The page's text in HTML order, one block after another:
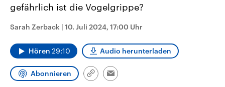
Landtagswahl Sachsen-Anhalt
2026
Sachsen-Anhalt wählt am 6.
Landtag. Seit 2021 wird das
Bundesland von einer Koalition aus
CDU, SPD und FDP regiert.-
Umfragen, Prognosen,
Wahlprogramme, aktuelle Berichte
USA
Aktuelle Beiträge,
Wirtschaftlich und
den mächtigsten Ländern
mit großem Einfluss auf
aktuelle Weltgeschehen.
Sendungen Programm
gefährlich ist die Vogelgrippe?
Sarah Zerback | 10. Juli 2024, 17:00 Uhr
Hören 29:10 Audio herunterladen
Abonnieren
Link
Email